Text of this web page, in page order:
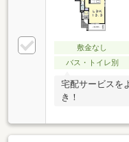
敷金なし
バス・トイレ別
宅配サービスを
き！